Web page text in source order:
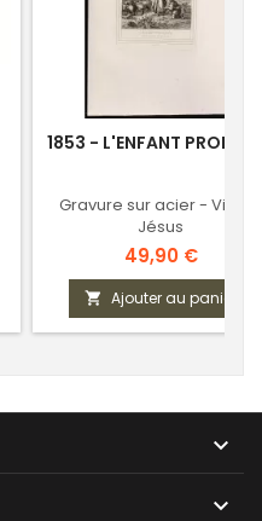
1853 - L'ENFANT
Gravure sur acier - Vie de
Jésus
Prix
49,90 €
 Ajouter au panier

